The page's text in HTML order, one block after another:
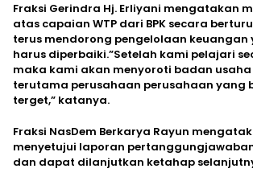
Fraksi Gerindra Hj. Erliyani mengatakan
atas capaian WTP dari BPK secara
terus mendorong pengelolaan keuangan
harus diperbaiki.”Setelah kami pelajari
maka kami akan menyoroti badan usaha
terutama perusahaan perusahaan yang
terget,” katanya.
Fraksi NasDem Berkarya Rayun
menyetujui laporan
dan dapat dilanjutkan ketahap